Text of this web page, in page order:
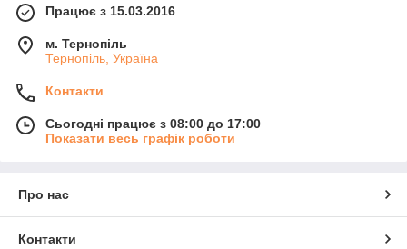
Працює з 15.03.2016
м. Тернопіль
Тернопіль, Україна
Контакти
Сьогодні працює з 08:00 до 17:00
Показати весь графік роботи
Про нас
Контакти